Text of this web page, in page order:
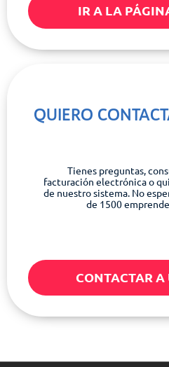
IR A LA
QUIERO
Tienes preguntas,
facturación electrónica o
de nuestro sistema. No
de 1500
CONTACTAR A